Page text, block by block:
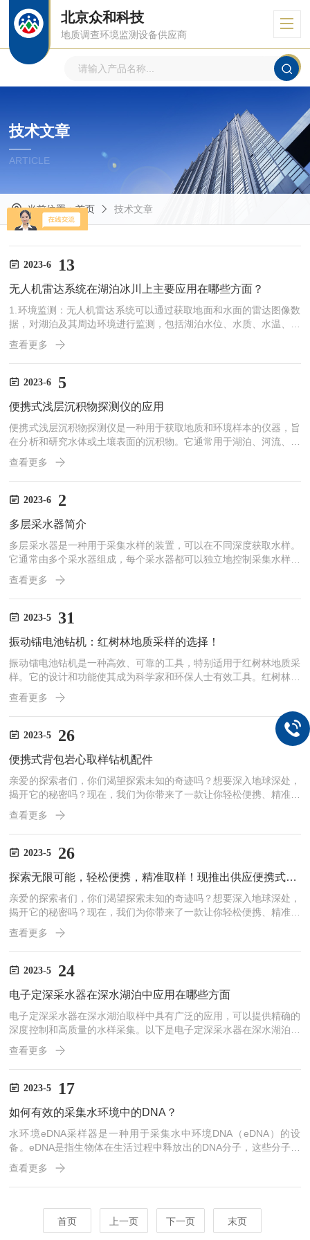
北京众和科技
地质调查环境监测设备供应商
技术文章
ARTICLE
当前位置：首页 技术文章
2023-6 13
无人机雷达系统在湖泊冰川上主要应用在哪些方面？
1.环境监测：无人机雷达系统可以通过获取地面和水面的雷达图像数
据，对湖泊及其周边环境进行监测，包括湖泊水位、水质、水温、冰
川和积雪的变化等。2.气象观测：无人机雷达系统可以通过获取大气
中的回波信号数据，实现对湖及其周边气象状况的实时监测，包括风
速、风向、气压、降雨等。3.搜索救援：无人机雷达系统可以在复杂
的地形条件下实现快速搜索和救援行动，例如在湖周边的崇山峻岭中
以实时监测湖周边的区域，及时发现潜在的安全隐患，并提...
查看更多
2023-6 5
便携式浅层沉积物探测仪的应用
便携式浅层沉积物探测仪是一种用于获取地质和环境样本的仪器，旨
在分析和研究水体或土壤表面的沉积物。它通常用于湖泊、河流、海
洋、沿海地区和其他水域的野外调查和研究。便携式浅层沉积物探测
仪的主要功能是获取沉积物样本，并提供有关样本的物理和化学特性
的信息。是一种用于地质勘探和地层研究的仪器设备，用于测量地下
浅层地质结构和地层特征。它主要用于确定地下的岩层、土层和水文
发生器：发出电磁或声波信号，以穿过地下并与不同地层相互作用...
查看更多
2023-6 2
多层采水器简介
多层采水器是一种用于采集水样的装置，可以在不同深度获取水样。
它通常由多个采水器组成，每个采水器都可以独立地控制采集水样的
深度。多层采水器的设计原理是通过设置多个采水管道，每个管道都
连接到一个特定深度的水源。每个采水管道都有自己的进水口和阀
门，可以控制水样的采集位置。在使用多层采水器时，首先确定需要
采集水样的不同深度。然后，将每个采水管道插入到相应的深度，并
允许水样进入相应的管道。多层采水器的优势在于可以同时获取来自
查看更多
2023-5 31
振动镭电池钻机：红树林地质采样的选择！
振动镭电池钻机是一种高效、可靠的工具，特别适用于红树林地质采
样。它的设计和功能使其成为科学家和环保人士有效工具。红树林生
态系统是地球上最珍贵的生物多样性热点之一，但其复杂的土壤和栖
息地条件使得采样工作变得棘手。幸运的是，振动钻机的出现解决了
这一难题。快速钻探：振动钻机具有高效的钻探能力，可以快速穿透
红树林的土壤。这大大缩短了采样时间，提高了效率。非侵入性：振
动钻机不会对红树林环境造成破坏，因为它是通过振动而非旋转来进
行钻探。这样可以最大限度地减少对植被和栖息地的干扰。低噪音
和...
查看更多
2023-5 26
便携式背包岩心取样钻机配件
亲爱的探索者们，你们渴望探索未知的奇迹吗？想要深入地球深处，
揭开它的秘密吗？现在，我们为你带来了一款让你轻松便携、精准取
样的利器——便携式背包岩心取样钻机及其全新配件！无论你是地质
学家、勘探工程师还是科学探险家，我们都明白你的需求。你需要一
款灵活、高效、可靠的工具，帮助你在任何地点轻松取得高质量的岩
心样本。现在，我们满足了你的期待！我们的便携式背包岩心取样钻
越复杂的地形，从而达到那些难以到达的探索点。不论是崎岖的山
区...
查看更多
2023-5 26
探索无限可能，轻松便携，精准取样！现推出供应便携式背包岩心取样钻机配件
亲爱的探索者们，你们渴望探索未知的奇迹吗？想要深入地球深处，
揭开它的秘密吗？现在，我们为你带来了一款让你轻松便携、精准取
样的利器——便携式背包岩心取样钻机及其全新配件！无论你是地质
学家、勘探工程师还是科学探险家，我们都明白你的需求。你需要一
款灵活、高效、可靠的工具，帮助你在任何地点轻松取得高质量的岩
心样本。现在，我们满足了你的期待！我们的便携式背包岩心取样钻
越复杂的地形，从而达到那些难以到达的探索点。不论是崎岖的山
区...
查看更多
2023-5 24
电子定深采水器在深水湖泊中应用在哪些方面
电子定深采水器在深水湖泊取样中具有广泛的应用，可以提供精确的
深度控制和高质量的水样采集。以下是电子定深采水器在深水湖泊取
样中的几个主要应用方面：1.水质监测：电子定深采水器可以在深水
湖泊中获取不同深度的水样，以进行水质监测。通过在不同深度采集
水样，可以了解湖泊中水质参数（如温度、溶解氧、pH值、浊度
等）的垂直分布情况。这有助于研究湖泊的垂直水质变化和湖泊生态
态系统的健康和富营养化程度具有重要影响。电子定深采水器可用...
查看更多
2023-5 17
如何有效的采集水环境中的DNA？
水环境eDNA采样器是一种用于采集水中环境DNA（eDNA）的设
备。eDNA是指生物体在生活过程中释放出的DNA分子，这些分子可
以在环境中存在很长一段时间，因此可以用于检测水域中的生物种
群，包括鱼类、两栖动物、爬行动物和无脊椎动物等。水环境eDNA
采样器通常由一个水样采集器和一个过滤器组成。使用时，将采样器
子。然后可以将过滤器取出，并将其中的DNA进行分析，以确定水域
中存在的生物种类和数量。水环境eDNA采样器在水生...
查看更多
首页 上一页 下一页 末页